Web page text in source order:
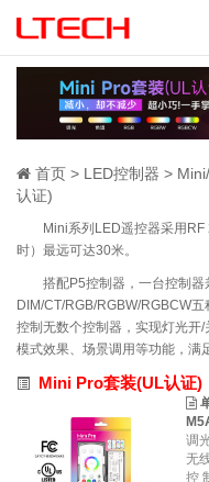
首页 LED控制器
认证)
Mini系列LED遥控器采用
时）最远可达30米。
搭配P5控制器，一台控制
DIM/CT/RGB/RGBW/RGBCW
控制无数个控制器，实现灯光开
模式效果、场景调用等功能，满
Mini Pro套装(UL认证)
调
无
控